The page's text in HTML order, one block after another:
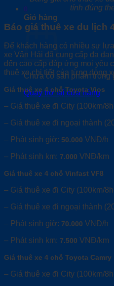
0
Giỏ hàng
Chưa có sản phẩm trong
Quay trở lại cửa hàng
tính đúng
Báo giá thuê xe du lịch
Để khách hàng có nhiều sự
xe Vân Hải đã cung cấp đa
đến cao cấp đáp ứng mọi yêu
thuê xe chi tiết của từng dòng
Giá thuê xe 4 chỗ Toyota Vios
– Giá thuê xe đi City (100km/
– Giá thuê xe đi ngoại thành
– Phát sinh giờ: 50.000 VNĐ/h
– Phát sinh km: 7.000 VNĐ/km
Giá thuê xe 4 chỗ Vinfast VF8
– Giá thuê xe đi City (100km/
– Giá thuê xe đi ngoại thành
– Phát sinh giờ: 70.000 VNĐ/h
– Phát sinh km: 7.500 VNĐ/km
Giá thuê xe 4 chỗ Toyota Camry
– Giá thuê xe đi City (100km/